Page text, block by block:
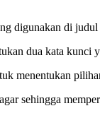
digunakan di
dua kata
menentukan
sehingga